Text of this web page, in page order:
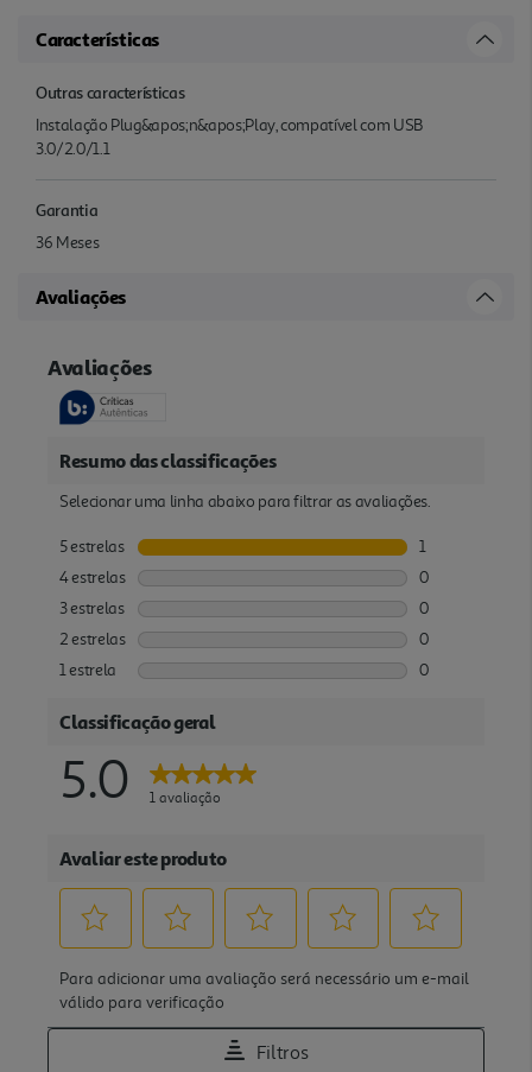
Características
Outras características
Instalação Plug&apos;n&apos;Play, compatível com USB
3.0/2.0/1.1
Garantia
36 Meses
Avaliações